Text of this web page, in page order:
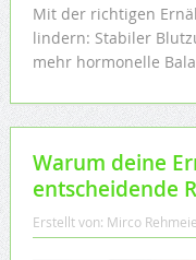
Mit der richtigen
lindern: Stabiler
mehr hormonelle
Warum deine
entscheidende
Erstellt von: Mirco